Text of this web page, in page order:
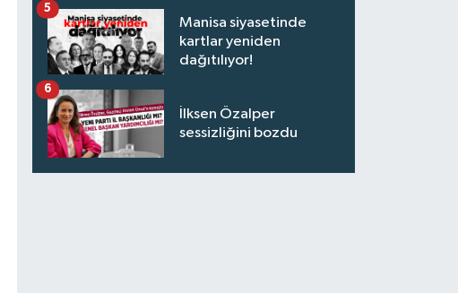
Manisa siyasetinde
kartlar yeniden
dağıtılıyor!
5
İlksen Özalper
sessizliğini bozdu
6